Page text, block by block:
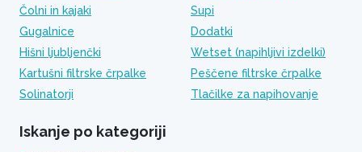
Čolni in kajaki
Supi
Gugalnice
Dodatki
Hišni ljubljenčki
Wetset (napihljivi izdelki)
Kartušni filtrske črpalke
Peščene filtrske črpalke
Solinatorji
Tlačilke za napihovanje
Iskanje po kategoriji